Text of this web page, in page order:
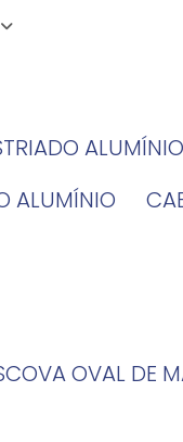
ALUMÍNIO
OVAL DE